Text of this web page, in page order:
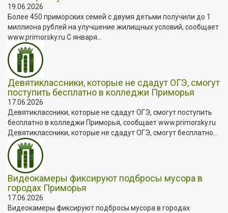
19.06.2026
Более 450 приморских семей с двумя детьми получили до 1
миллиона рублей на улучшение жилищных условий, сообщает
www.primorsky.ru С января...
Девятиклассники, которые не сдадут ОГЭ, смогут
поступить бесплатно в колледжи Приморья
17.06.2026
Девятиклассники, которые не сдадут ОГЭ, смогут поступить
бесплатно в колледжи Приморья, сообщает www.primorsky.ru
Девятиклассники, которые не сдадут ОГЭ, смогут бесплатно...
Видеокамеры фиксируют подбросы мусора в
городах Приморья
17.06.2026
Видеокамеры фиксируют подбросы мусора в городах